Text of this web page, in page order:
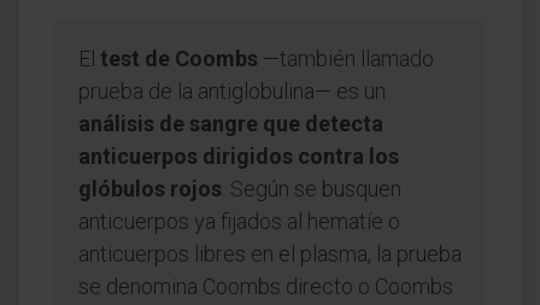
El test de Coombs —también llamado
prueba de la antiglobulina— es un
análisis de sangre que detecta
anticuerpos dirigidos contra los
glóbulos rojos . Según se busquen
anticuerpos ya fijados al hematíe o
anticuerpos libres en el plasma, la prueba
se denomina Coombs directo o Coombs